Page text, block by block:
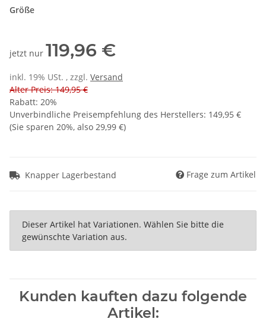
Größe
jetzt nur 119,96 €
inkl. 19% USt. , zzgl. Versand
Alter Preis: 149,95 €
Rabatt: 20%
Unverbindliche Preisempfehlung des Herstellers: 149,95 €
(Sie sparen 20%, also 29,99 €)
Knapper Lagerbestand Frage zum Artikel
x
Dieser Artikel hat Variationen. Wählen Sie bitte die
gewünschte Variation aus.
Kunden kauften dazu folgende
Artikel: